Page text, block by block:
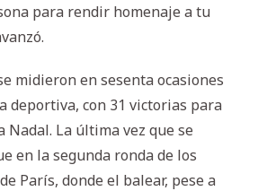
para rendir homenaje a tu
midieron en sesenta ocasiones
deportiva, con 31 victorias para
Nadal. La última vez que se
en la segunda ronda de los
París, donde el balear, pese a